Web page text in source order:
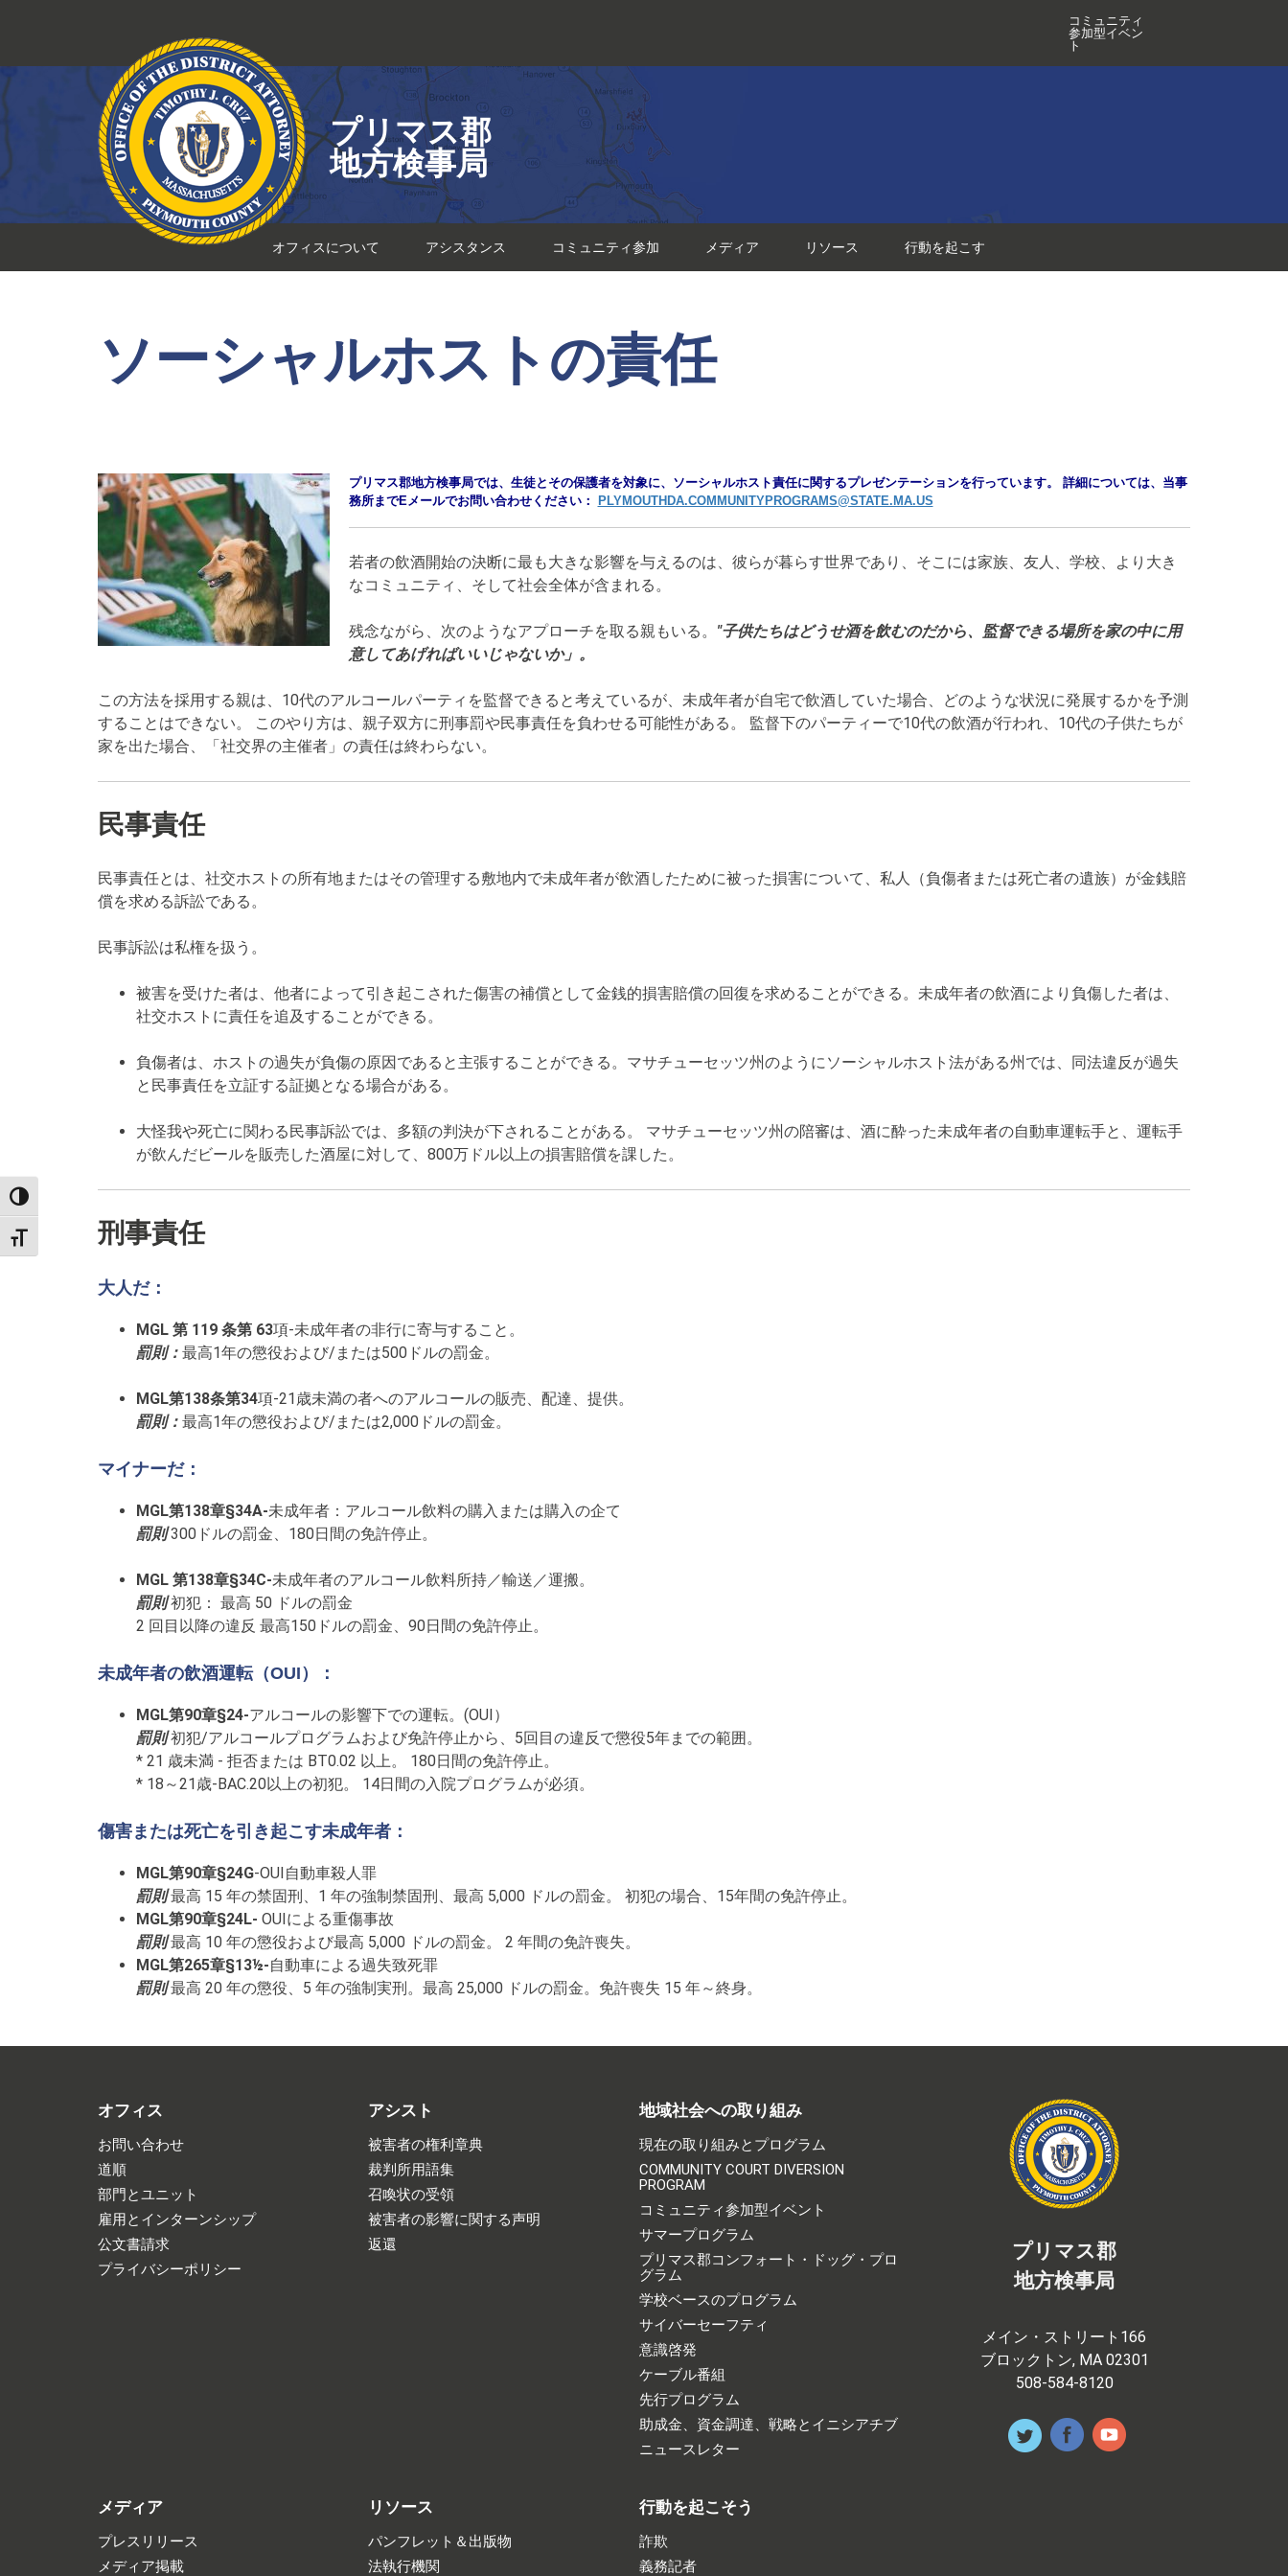
TOGGLE HIGH CONTRAST
TOGGLE FONT SIZE
ン
ツ
ス
キ
コミュニティ
参加型イベン
ト
プリマス郡
地方検事局
オフィスについて アシスタンス コミュニティ参加 メディア リソース 行動を起こす
ソーシャルホストの責任
プリマス郡地方検事局では、生徒とその保護者を対象に、ソーシャルホスト責任に関するプレゼンテーションを行っています。 詳細については、当事
務所までEメールでお問い合わせください：
PLYMOUTHDA.COMMUNITYPROGRAMS@STATE.MA.US
若者の飲酒開始の決断に最も大きな影響を与えるのは、彼らが暮らす世界であり、そこには家族、友人、学校、より大き
なコミュニティ、そして社会全体が含まれる。
残念ながら、次のようなアプローチを取る親もいる。 "子供たちはどうせ酒を飲むのだから、監督できる場所を家の中に用
意してあげればいいじゃないか」。
この方法を採用する親は、10代のアルコールパーティを監督できると考えているが、未成年者が自宅で飲酒していた場合、どのような状況に発展するかを予測
することはできない。 このやり方は、親子双方に刑事罰や民事責任を負わせる可能性がある。 監督下のパーティーで10代の飲酒が行われ、10代の子供たちが
家を出た場合、「社交界の主催者」の責任は終わらない。
民事責任
民事責任とは、社交ホストの所有地またはその管理する敷地内で未成年者が飲酒したために被った損害について、私人（負傷者または死亡者の遺族）が金銭賠
償を求める訴訟である。
民事訴訟は私権を扱う。
被害を受けた者は、他者によって引き起こされた傷害の補償として金銭的損害賠償の回復を求めることができる。未成年者の飲酒により負傷した者は、
社交ホストに責任を追及することができる。
負傷者は、ホストの過失が負傷の原因であると主張することができる。マサチューセッツ州のようにソーシャルホスト法がある州では、同法違反が過失
と民事責任を立証する証拠となる場合がある。
大怪我や死亡に関わる民事訴訟では、多額の判決が下されることがある。 マサチューセッツ州の陪審は、酒に酔った未成年者の自動車運転手と、運転手
が飲んだビールを販売した酒屋に対して、800万ドル以上の損害賠償を課した。
刑事責任
大人だ：
MGL 第 119 条第 63項-未成年者の非行に寄与すること。
罰則： 最高1年の懲役および/または500ドルの罰金。
MGL第138条第34項-21歳未満の者へのアルコールの販売、配達、提供。
罰則： 最高1年の懲役および/または2,000ドルの罰金。
マイナーだ：
MGL第138章§34A-未成年者：アルコール飲料の購入または購入の企て
罰則 300ドルの罰金、180日間の免許停止。
MGL 第138章§34C-未成年者のアルコール飲料所持／輸送／運搬。
罰則 初犯： 最高 50 ドルの罰金
2 回目以降の違反 最高150ドルの罰金、90日間の免許停止。
未成年者の飲酒運転（OUI）：
MGL第90章§24-アルコールの影響下での運転。(OUI）
罰則初犯/アルコールプログラムおよび免許停止から、5回目の違反で懲役5年までの範囲。
* 21 歳未満 - 拒否または BT0.02 以上。 180日間の免許停止。
* 18～21歳-BAC.20以上の初犯。 14日間の入院プログラムが必須。
傷害または死亡を引き起こす未成年者：
MGL第90章§24G-OUI自動車殺人罪
罰則 最高 15 年の禁固刑、1 年の強制禁固刑、最高 5,000 ドルの罰金。 初犯の場合、15年間の免許停止。
MGL第90章§24L- OUIによる重傷事故
罰則 最高 10 年の懲役および最高 5,000 ドルの罰金。 2 年間の免許喪失。
MGL第265章§13½-自動車による過失致死罪
罰則 最高 20 年の懲役、5 年の強制実刑。最高 25,000 ドルの罰金。免許喪失 15 年～終身。
オフィス
お問い合わせ
道順
部門とユニット
雇用とインターンシップ
公文書請求
プライバシーポリシー
アシスト
被害者の権利章典
裁判所用語集
召喚状の受領
被害者の影響に関する声明
返還
地域社会への取り組み
現在の取り組みとプログラム
COMMUNITY COURT DIVERSION
PROGRAM
コミュニティ参加型イベント
サマープログラム
プリマス郡コンフォート・ドッグ・プロ
グラム
学校ベースのプログラム
サイバーセーフティ
意識啓発
ケーブル番組
先行プログラム
助成金、資金調達、戦略とイニシアチブ
ニュースレター
メディア
プレスリリース
メディア掲載
リソース
パンフレット＆出版物
法執行機関
行動を起こそう
詐欺
義務記者
プリマス郡
地方検事局
メイン・ストリート166
ブロックトン, MA 02301
508-584-8120